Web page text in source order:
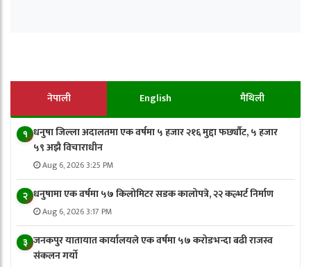
नेपाली English मैथिली
१ धनुषा जिल्ला अदालतमा एक वर्षमा ५ हजार २१६ मुद्दा फर्छ्यौट, ५ हजार
५९ अझै विचाराधीन
Aug 6, 2026 3:25 PM
२ धनुषामा एक वर्षमा ५७ किलोमिटर सडक कालोपत्रे, २२ कल्भर्ट निर्माण
Aug 6, 2026 3:17 PM
३ जनकपुर यातायात कार्यालयले एक वर्षमा ५७ करोडभन्दा बढी राजस्व
संकलन गर्याे